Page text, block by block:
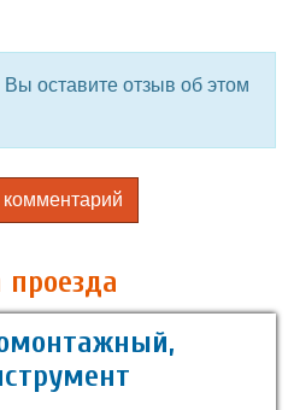
оставите отзыв об этом
комментарий